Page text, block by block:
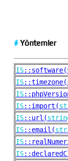
#Yöntemler
IS:: software(
IS::timezone(
IS::
IS:: import(
IS:: url(
IS:: email(
IS::
IS::